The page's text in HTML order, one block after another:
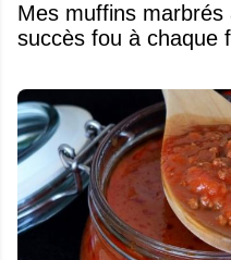
Mes muffins
succès fou à chaque